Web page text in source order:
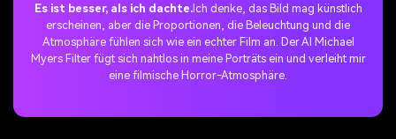
Die perfekte TikTok-Überraschung.Ich habe mich dem
Michael Myers AI Trend angeschlossen und meine Fotos auf
TikTok geteilt. Die Reaktion war atemberaubend-die Leute lieben
die gruselige Wendung und mein Beitrag ging schnell viral.